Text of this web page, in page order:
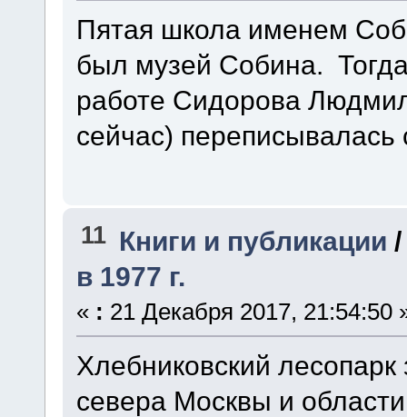
Пятая школа именем
был музей Собина.
работе Сидорова
сейчас) переписывалась
11 Книги и публикации
в 1977 г.
« : 21 Декабря 2017, 21:54:50
Хлебниковский
севера Москвы и